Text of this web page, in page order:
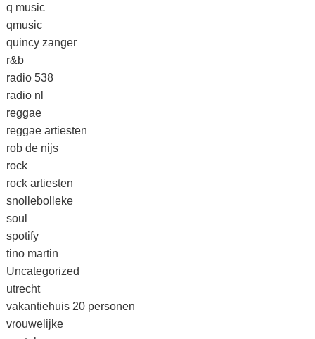
q music
qmusic
quincy zanger
r&b
radio 538
radio nl
reggae
reggae artiesten
rob de nijs
rock
rock artiesten
snollebolleke
soul
spotify
tino martin
Uncategorized
utrecht
vakantiehuis 20 personen
vrouwelijke